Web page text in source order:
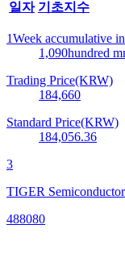
일자 기초지수
1Week accumulative
1,090hundred
Trading Price(KRW)
184,660
Standard Price(KRW)
184,056.36
3
TIGER
488080